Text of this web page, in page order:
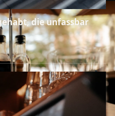
die unfassbar